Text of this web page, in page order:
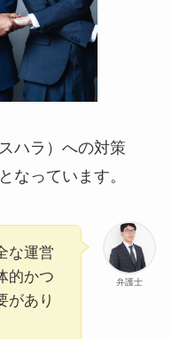
ハラ）への対策
なっています。
弁護士
な運営
的かつ
があり